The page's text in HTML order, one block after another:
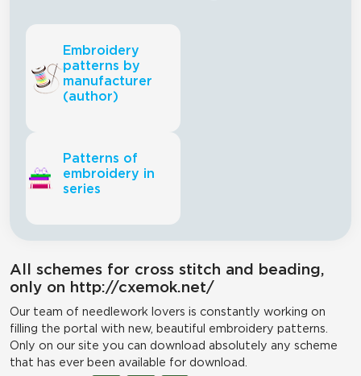
Embroidery
patterns by
manufacturer
(author)
Patterns of
embroidery in
series
All schemes for cross stitch and beading,
only on http://cxemok.net/
Our team of needlework lovers is constantly working on
filling the portal with new, beautiful embroidery patterns.
Only on our site you can download absolutely any scheme
that has ever been available for download.